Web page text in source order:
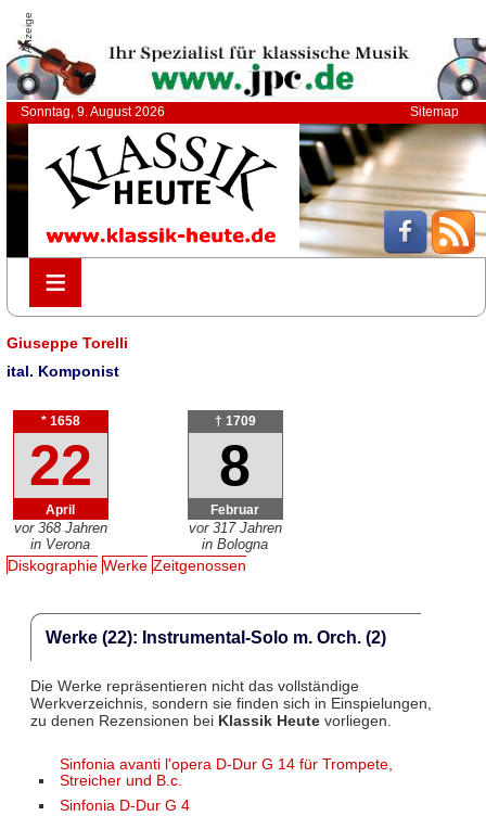
Anzeige
Sonntag, 9. August 2026 Sitemap
≡
≡
Giuseppe Torelli
ital. Komponist
* 1658
22
April
vor 368 Jahren
in Verona
† 1709
8
Februar
vor 317 Jahren
in Bologna
Diskographie Werke Zeitgenossen
Werke (22): Instrumental-Solo m. Orch. (2)
Die Werke repräsentieren nicht das vollständige
Werkverzeichnis, sondern sie finden sich in Einspielungen,
zu denen Rezensionen bei Klassik Heutevorliegen.
Sinfonia avanti l'opera D-Dur G 14 für Trompete,
Streicher und B.c.
Sinfonia D-Dur G 4